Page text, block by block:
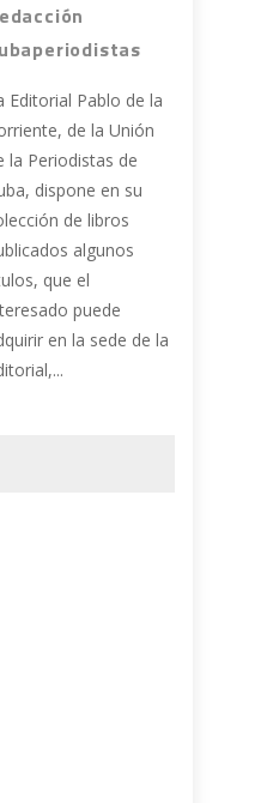
Editorial Pablo de la
de la Unión
la Periodistas de
dispone en su
de libros
algunos
que el
puede
en la sede de la